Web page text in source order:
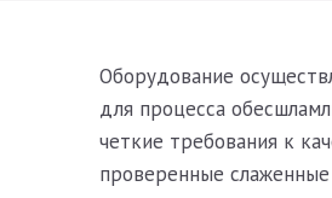
Оборудование
для процесса
четкие требования к
проверенные слаженные